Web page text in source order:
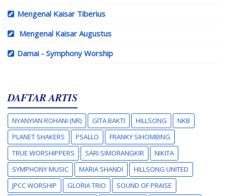
Mengenal Kaisar Tiberius
Mengenal Kaisar Augustus
Damai - Symphony Worship
DAFTAR ARTIS
NYANYIAN ROHANI (NR) GITA BAKTI HILLSONG
NKB
PLANET SHAKERS
PSALLO
FRANKY SIHOMBING
TRUE WORSHIPPERS
SARI SIMORANGKIR
NIKITA
SYMPHONY MUSIC
MARIA SHANDI
HILLSONG UNITED
JPCC WORSHIP
GLORIA TRIO
SOUND OF PRAISE